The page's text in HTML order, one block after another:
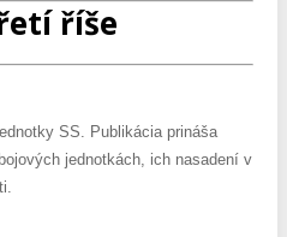
říše
SS. Publikácia prináša
jednotkách, ich nasadení v